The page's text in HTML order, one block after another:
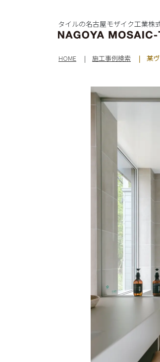
タイルの名古屋モザイク工業株
HOME 施工事例検索 某